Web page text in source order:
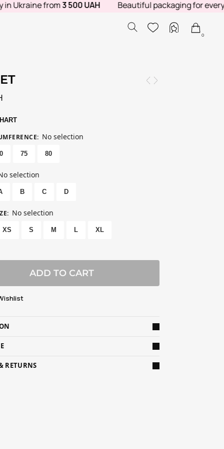
from3 500 UAH Beautiful packaging for every order.
0
: No selection
75 80
selection
B C D
: No selection
XS S M L XL
ADD TO CART
RETURNS